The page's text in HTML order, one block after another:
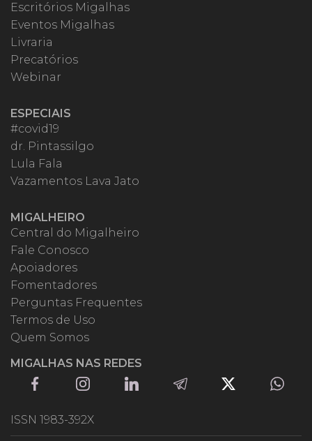
Escritórios Migalhas
Eventos Migalhas
Livraria
Precatórios
Webinar
ESPECIAIS
#covid19
dr. Pintassilgo
Lula Fala
Vazamentos Lava Jato
MIGALHEIRO
Central do Migalheiro
Fale Conosco
Apoiadores
Fomentadores
Perguntas Frequentes
Termos de Uso
Quem Somos
MIGALHAS NAS REDES
ISSN 1983-392X